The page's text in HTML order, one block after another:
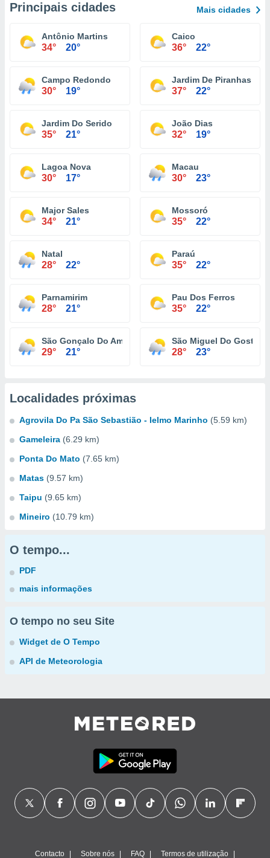
Principais cidades Mais cidades
Antônio Martins
34° 20°
Caico
36° 22°
Campo Redondo
30° 19°
Jardim De Piranhas
37° 22°
Jardim Do Serido
35° 21°
João Dias
32° 19°
Lagoa Nova
30° 17°
Macau
30° 23°
Major Sales
34° 21°
Mossoró
35° 22°
Natal
28° 22°
Paraú
35° 22°
Parnamirim
28° 21°
Pau Dos Ferros
35° 22°
São Gonçalo Do Amarante
29° 21°
São Miguel Do Gostoso
28° 23°
Localidades próximas
Agrovila Do Pa São Sebastião - Ielmo Marinho (5.59 km)
Gameleira (6.29 km)
Ponta Do Mato (7.65 km)
Matas (9.57 km)
Taipu (9.65 km)
Mineiro (10.79 km)
O tempo...
PDF
mais informações
O tempo no seu Site
Widget de O Tempo
API de Meteorologia
Contacto Sobre nós FAQ Termos de utilização